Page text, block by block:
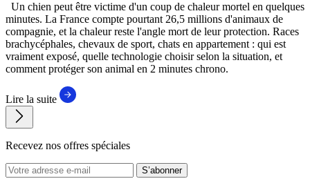
Un chien peut être victime d'un coup de chaleur mortel en quelques
minutes. La France compte pourtant 26,5 millions d'animaux de
compagnie, et la chaleur reste l'angle mort de leur protection. Races
brachycéphales, chevaux de sport, chats en appartement : qui est
vraiment exposé, quelle technologie choisir selon la situation, et
comment protéger son animal en 2 minutes chrono.
Lire la suite
Recevez nos offres spéciales
S’abonner